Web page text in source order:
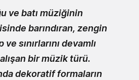
ve batı müziğinin
barındıran, zengin
sınırlarını devamlı
bir müzik türü.
dekoratif formaların